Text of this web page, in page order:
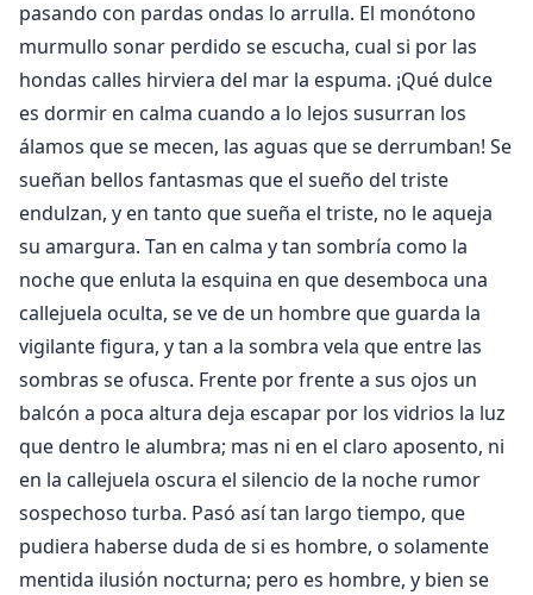
pasando con pardas ondas lo arrulla. El monótono
murmullo sonar perdido se escucha, cual si por las
hondas calles hirviera del mar la espuma. ¡Qué dulce
es dormir en calma cuando a lo lejos susurran los
álamos que se mecen, las aguas que se derrumban! Se
sueñan bellos fantasmas que el sueño del triste
endulzan, y en tanto que sueña el triste, no le aqueja
su amargura. Tan en calma y tan sombría como la
noche que enluta la esquina en que desemboca una
callejuela oculta, se ve de un hombre que guarda la
vigilante figura, y tan a la sombra vela que entre las
sombras se ofusca. Frente por frente a sus ojos un
balcón a poca altura deja escapar por los vidrios la luz
que dentro le alumbra; mas ni en el claro aposento, ni
en la callejuela oscura el silencio de la noche rumor
sospechoso turba. Pasó así tan largo tiempo, que
pudiera haberse duda de si es hombre, o solamente
mentida ilusión nocturna; pero es hombre, y bien se